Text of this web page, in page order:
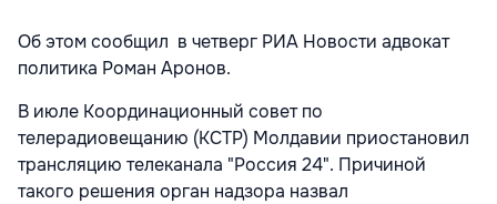
Об этом сообщил в четверг РИА Новости адвокат
политика Роман Аронов.
В июле Координационный совет по
телерадиовещанию (КСТР) Молдавии приостановил
трансляцию телеканала "Россия 24". Причиной
такого решения орган надзора назвал